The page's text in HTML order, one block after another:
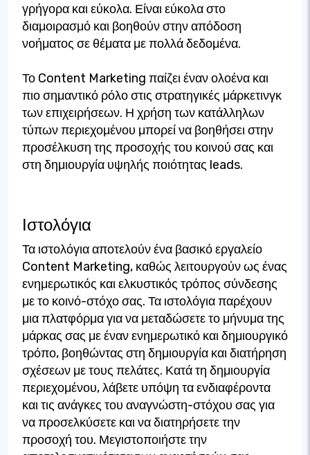
γρήγορα και εύκολα. Είναι εύκολα στο
διαμοιρασμό και βοηθούν στην απόδοση
νοήματος σε θέματα με πολλά δεδομένα.
Το Content Marketing παίζει έναν ολοένα και
πιο σημαντικό ρόλο στις στρατηγικές μάρκετινγκ
των επιχειρήσεων. Η χρήση των κατάλληλων
τύπων περιεχομένου μπορεί να βοηθήσει στην
προσέλκυση της προσοχής του κοινού σας και
στη δημιουργία υψηλής ποιότητας leads.
Ιστολόγια
Τα ιστολόγια αποτελούν ένα βασικό εργαλείο
Content Marketing, καθώς λειτουργούν ως ένας
ενημερωτικός και ελκυστικός τρόπος σύνδεσης
με το κοινό-στόχο σας. Τα ιστολόγια παρέχουν
μια πλατφόρμα για να μεταδώσετε το μήνυμα της
μάρκας σας με έναν ενημερωτικό και δημιουργικό
τρόπο, βοηθώντας στη δημιουργία και διατήρηση
σχέσεων με τους πελάτες. Κατά τη δημιουργία
περιεχομένου, λάβετε υπόψη τα ενδιαφέροντα
και τις ανάγκες του αναγνώστη-στόχου σας για
να προσελκύσετε και να διατηρήσετε την
προσοχή του. Μεγιστοποιήστε την